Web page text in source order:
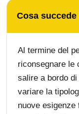
Cosa
Al termine del
riconsegnare le
salire a bordo
variare la
nuove